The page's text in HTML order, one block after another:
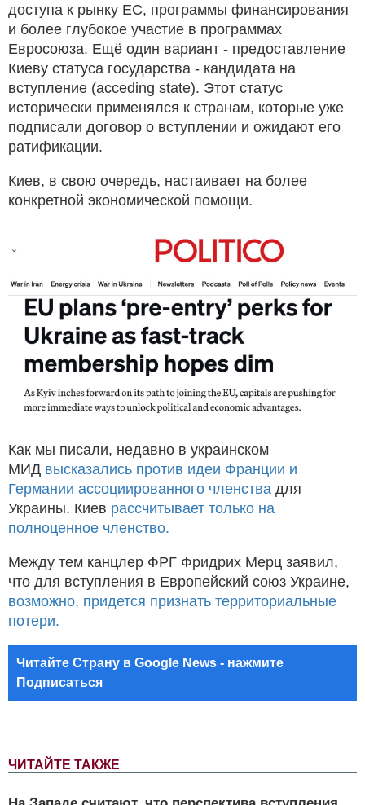
ЧИТАЙТЕ ТАКЖЕ
доступа к рынку ЕС, программы финансирования
и более глубокое участие в программах
Евросоюза. Ещё один вариант - предоставление
Киеву статуса государства - кандидата на
вступление (acceding state). Этот статус
исторически применялся к странам, которые уже
подписали договор о вступлении и ожидают его
ратификации.
Киев, в свою очередь, настаивает на более
конкретной экономической помощи.
Как мы писали, недавно в украинском
МИД высказались против идеи Франции и
Германии ассоциированного членства для
Украины. Киев рассчитывает только на
полноценное членство.
Между тем канцлер ФРГ Фридрих Мерц заявил,
что для вступления в Европейский союз Украине,
возможно, придется признать территориальные
потери.
Читайте Страну в Google News - нажмите
Подписаться